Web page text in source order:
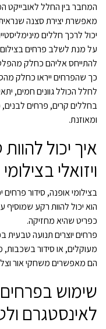
המחבר בין החלל לאובייקט
מאפשרת יצירת סצנה
יכול לרכך חללים
על מנת לשלב פרחים
להתייחס אליהם כחלק
כך שהפרחים ייראו כחלק
לחלל הכולל גוונים חמים,
בחללים קרים, פרחים לבנים,
ומאוזנת.
איך יכול
ויזואלי
בצילומי אופנה, סידור
הוא יכול להוות רקע שמוסיף
כפריט שהיא מחזיקה.
פרחים יוצרים תנועה טבעית
מעוקלים, או סידור בשכבות,
הם מאפשרים משחקי אור
שימוש
לאינסטגרם